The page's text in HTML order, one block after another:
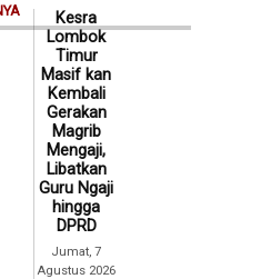
Kesra
Lombok
Timur
Masif kan
Kembali
Gerakan
Magrib
Mengaji,
Libatkan
Guru Ngaji
hingga
DPRD
Jumat, 7
Agustus 2026